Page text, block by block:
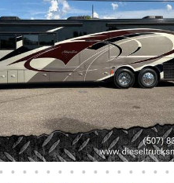
• • • • • • • • • • • • • • •